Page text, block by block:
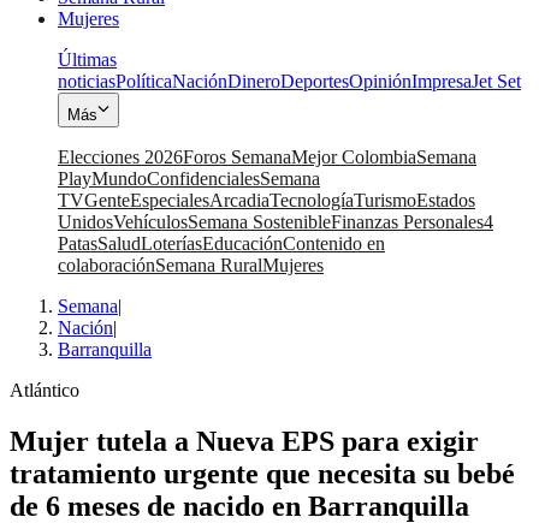
Mujeres
Últimas
noticiasPolíticaNaciónDineroDeportesOpiniónImpresaJet Set
Más
Elecciones 2026Foros SemanaMejor ColombiaSemana
PlayMundoConfidencialesSemana
TVGenteEspecialesArcadiaTecnologíaTurismoEstados
UnidosVehículosSemana SostenibleFinanzas Personales4
PatasSaludLoteríasEducaciónContenido en
colaboraciónSemana RuralMujeres
Semana|
Nación|
Barranquilla
Atlántico
Mujer tutela a Nueva EPS para exigir
tratamiento urgente que necesita su bebé
de 6 meses de nacido en Barranquilla